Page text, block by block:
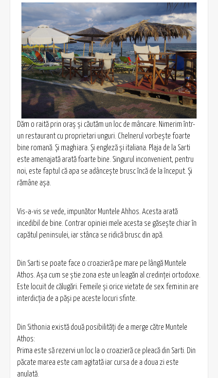
Dăm o raită prin oraş şi căutăm un loc de mâncare. Nimerim într-
un restaurant cu proprietari unguri. Chelnerul vorbeşte foarte
bine romană. Şi maghiara. Şi engleză şi italiana. Plaja de la Sarti
este amenajată arată foarte bine. Singurul inconvenient, pentru
noi, este faptul că apa se adânceşte brusc încă de la început. Şi
rămâne aşa.
Vis-a-vis se vede, impunător Muntele Ahhos. Acesta arată
incedibil de bine. Contrar opiniei mele acesta se găseşte chiar în
capătul peninsulei, iar stânca se ridică brusc din apă.
Din Sarti se poate face o croazieră pe mare pe lângă Muntele
Athos. Aşa cum se ştie zona este un leagăn al credinţei ortodoxe.
Este locuit de călugări. Femeile şi orice vietate de sex feminin are
interdicţia de a păşi pe aceste locuri sfinte.
Din Sithonia există două posibilităţi de a merge către Muntele
Athos:
Prima este să rezervi un loc la o croazieră ce pleacă din Sarti. Din
păcate marea este cam agitată iar cursa de a doua zi este
anulată.